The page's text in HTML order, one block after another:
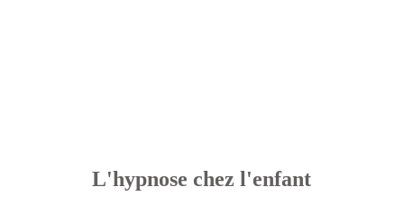
L'hypnose chez l'enfant